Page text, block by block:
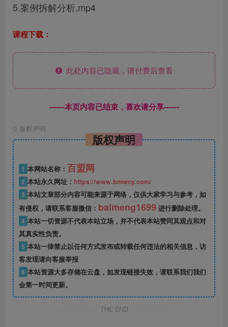
5.案例拆解分析.mp4
课程下载：
此处内容已隐藏，请付费后查看
------本页内容已结束，喜欢请分享------
© 版权声明
版权声明
1 本网站名称： 百盟网
2 本站永久网址： https://www.bmwcy.com/
3 本站文章部分内容可能来源于网络，仅供大家学习与参考，如
有侵权，请联系客服微信： baimeng1699 进行删除处理。
4 本站一切资源不代表本站立场，并不代表本站赞同其观点和对
其真实性负责。
5 本站一律禁止以任何方式发布或转载任何违法的相关信息，访
客发现请向客服举报
6 本站资源大多存储在云盘，如发现链接失效，请联系我们我们
会第一时间更新。
THE END